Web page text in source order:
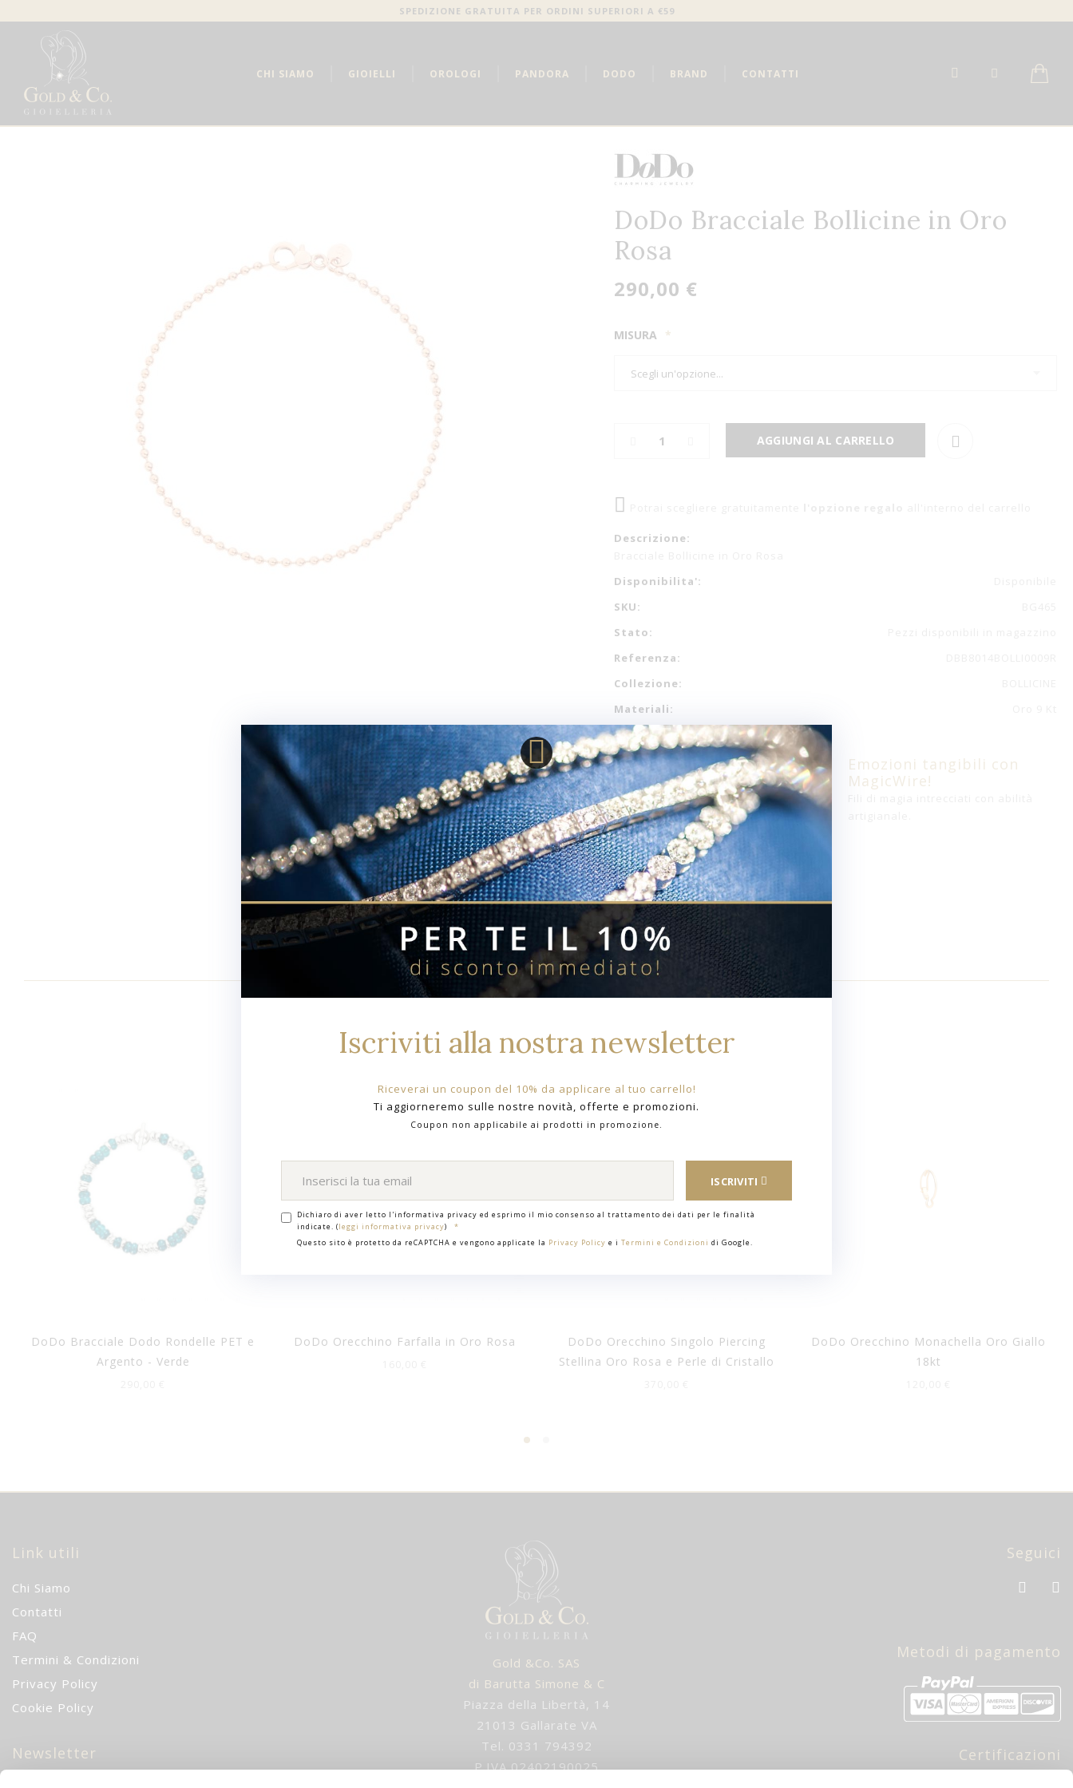
Iscriviti alla nostra newsletter
Riceverai un coupon del 10% da applicare al tuo carrello!
Ti aggiorneremo sulle nostre novità, offerte e promozioni.
Coupon non applicabile ai prodotti in promozione.
Dichiaro di aver letto l'informativa privacy ed esprimo il mio consenso al trattamento dei dati per le finalità
indicate. (leggi informativa privacy)
ISCRIVITI
Questo sito è protetto da reCAPTCHA e vengono applicate la Privacy Policy e i Termini e Condizioni di Google.
SPEDIZIONE GRATUITA PER ORDINI SUPERIORI A €59
CHI SIAMO GIOIELLI OROLOGI PANDORA DODO BRAND CONTATTI
DoDo Bracciale Bollicine in Oro
Rosa
290,00 €
MISURA
AGGIUNGI AL CARRELLO
Descrizione:
Disponibilita':
SKU:
Stato:
Referenza:
Collezione:
Materiali:
Emozioni tangibili con
MagicWire!
Prodotti Correlati Per Brand
DoDo Bracciale Dodo Rondelle PET e
Argento - Verde
DoDo Orecchino Farfalla in Oro Rosa
DoDo Orecchino Singolo Piercing
Stellina Oro Rosa e Perle di Cristallo
DoDo Orecchino Monachella Oro Giallo
18kt
Link utili
Chi Siamo
Contatti
FAQ
Termini & Condizioni
Privacy Policy
Cookie Policy
Newsletter
Gold &Co. SAS
di Barutta Simone & C
Piazza della Libertà, 14
21013 Gallarate VA
Tel. 0331 794392
P.IVA 02402190025
Seguici
Metodi di pagamento
Certificazioni